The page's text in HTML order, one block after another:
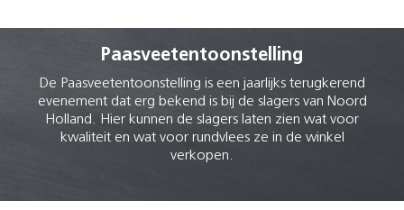
Paasveetentoonstelling
De Paasveetentoonstelling is een jaarlijks terugkerend
evenement dat erg bekend is bij de slagers van Noord
Holland. Hier kunnen de slagers laten zien wat voor
kwaliteit en wat voor rundvlees ze in de winkel
verkopen.